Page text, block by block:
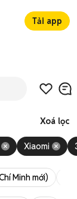
Tải app
Xoá lọc
Xiaomi
Minh mới)